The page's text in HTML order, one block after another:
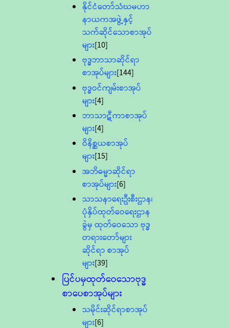
နိုင်ငံတော်သံဃမဟာ
နာယကအဖွဲ့နှင့်
သက်ဆိုင်သောစာအုပ်
များ[10]
ဗုဒ္ဓဘာသာဆိုင်ရာ
စာအုပ်များ[144]
ဗုဒ္ဓဝင်ကျမ်းစာအုပ်
များ[4]
ဘာသာဋီကာစာအုပ်
များ[4]
ဝိနိစ္ဆယစာအုပ်
များ[15]
အဘိဓမ္မာဆိုင်ရာ
စာအုပ်များ[6]
သာသနာရေးဦးစီးဌာန၊
ပုံနှိပ်ထုတ်ဝေရေးဌာန
ခွဲမှ ထုတ်ဝေသော ဗုဒ္ဓ
တရားတော်များ
ဆိုင်ရာ စာအုပ်
များ[39]
ပြင်ပမှထုတ်ဝေသောဗုဒ္ဓ
စာပေစာအုပ်များ
သမိုင်းဆိုင်ရာစာအုပ်
များ[6]